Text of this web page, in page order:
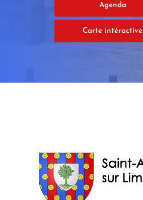
Agenda
Carte intéractive